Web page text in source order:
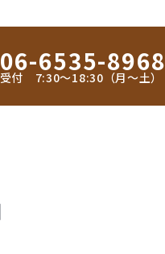
06-6535-8968
受付 7:30〜18:30（月〜土）